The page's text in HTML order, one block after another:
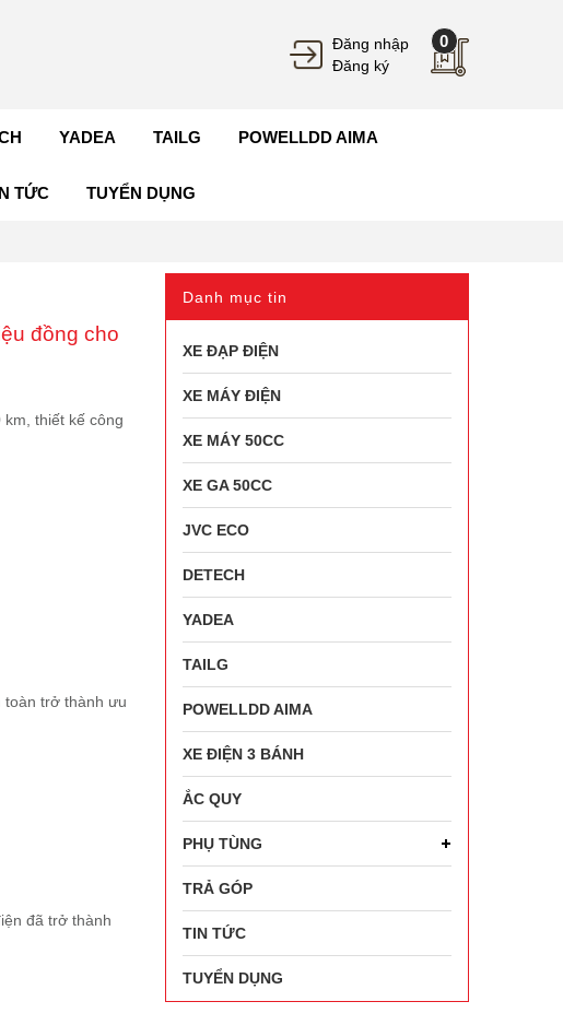
Đăng nhập
Đăng ký
0
YADEA TAILG POWELLDD AIMA
TỨC TUYỂN DỤNG
đồng cho
thiết kế công
toàn trở thành ưu
đã trở thành
Danh mục tin
XE ĐẠP ĐIỆN
XE MÁY ĐIỆN
XE MÁY 50CC
XE GA 50CC
JVC ECO
DETECH
YADEA
TAILG
POWELLDD AIMA
XE ĐIỆN 3 BÁNH
ẮC QUY
PHỤ TÙNG
TRẢ GÓP
TIN TỨC
TUYỂN DỤNG